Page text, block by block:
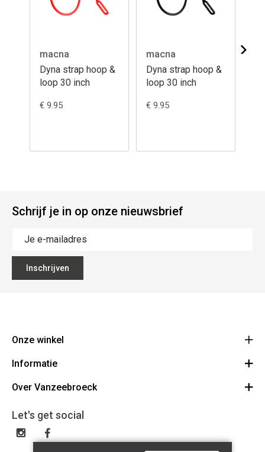
macna
Dyna strap hoop &
loop 30 inch
€ 9.95
macna
Dyna strap hoop &
loop 30 inch
€ 9.95
Schrijf je in op onze nieuwsbrief
Inschrijven
Onze winkel
Vanzeebroeck Motors
1600 Sint-Pieters-Leeuw
023316022
BE0425198510
Informatie
Bestelling annuleren
Algemene voorwaarden
Disclaimer
Over Vanzeebroeck
Cadeaubon
Verzenden & Retourneren
Let's get social